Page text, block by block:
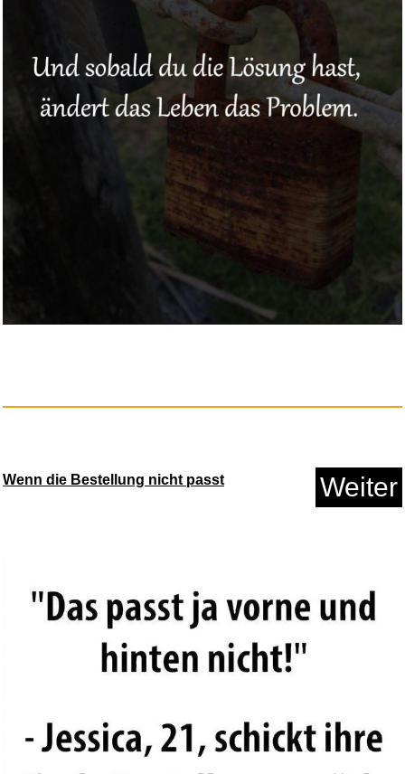
Kampfstern Galactica: Die
komp...
Anzeige
Blood Meridian: Or the Evening...
NortonLifeLock Norton AntiViru...
Wenn die Bestellung nicht passt Weiter